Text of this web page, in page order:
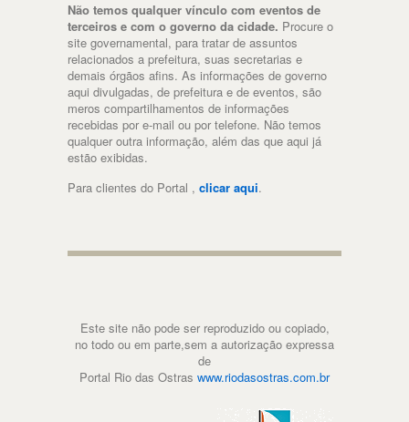
Não temos qualquer vínculo com eventos de
terceiros e com o governo da cidade. Procure o
site governamental, para tratar de assuntos
relacionados a prefeitura, suas secretarias e
demais órgãos afins. As informações de governo
aqui divulgadas, de prefeitura e de eventos, são
meros compartilhamentos de informações
recebidas por e-mail ou por telefone. Não temos
qualquer outra informação, além das que aqui já
estão exibidas.
Para clientes do Portal , clicar aqui.
Este site não pode ser reproduzido ou copiado,
no todo ou em parte,sem a autorização expressa
de
Portal Rio das Ostras www.riodasostras.com.br